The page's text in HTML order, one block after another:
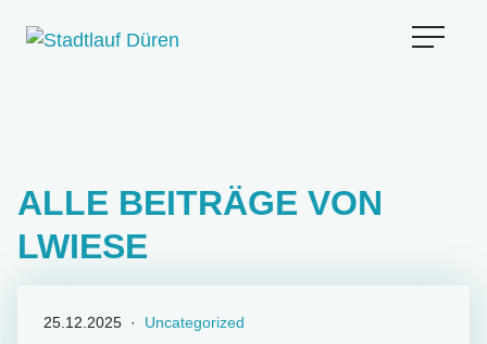
ZUM HAUPTINHALT SPRINGEN
ALLE BEITRÄGE VON
LWIESE
25.12.2025 · Uncategorized